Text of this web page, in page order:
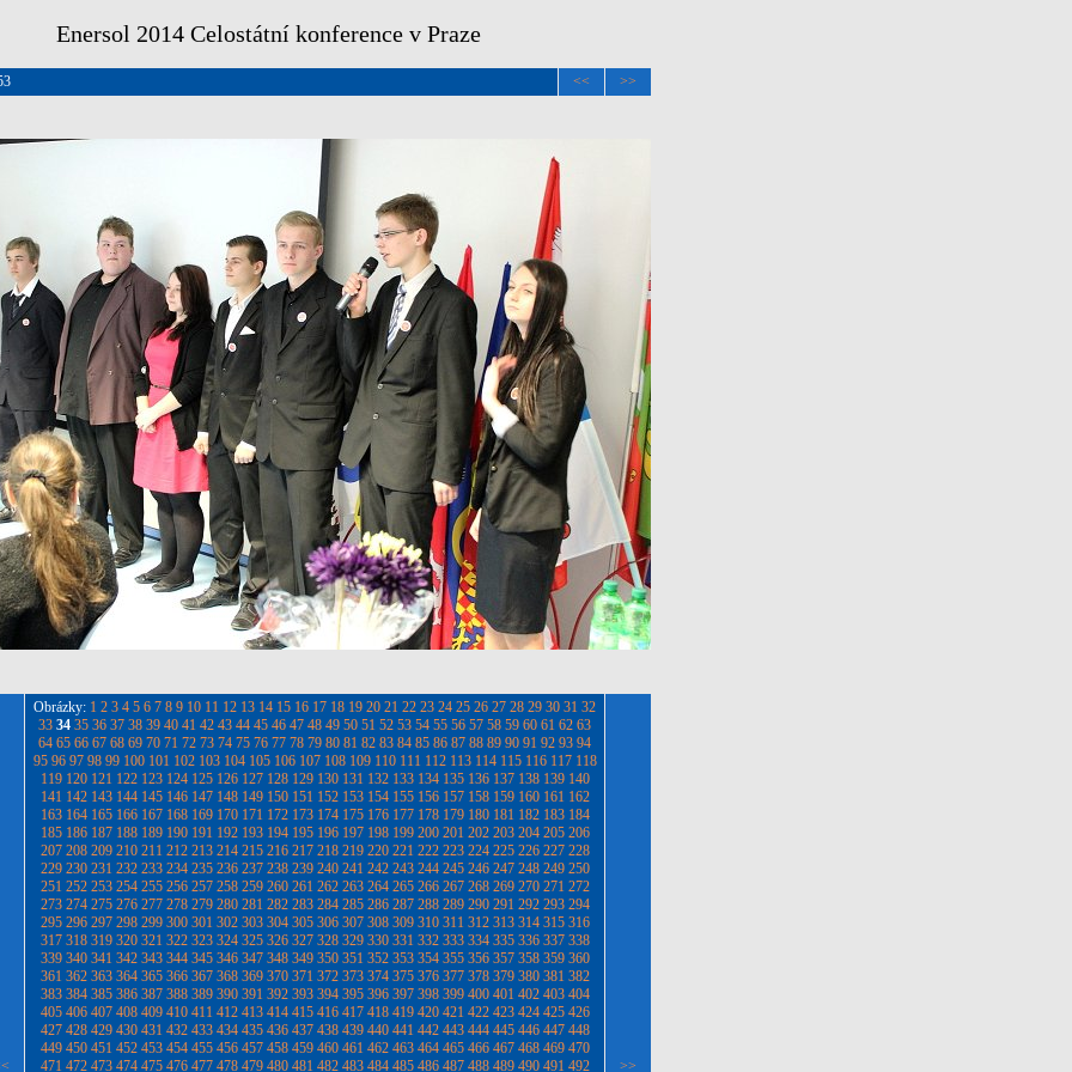
Enersol 2014 Celostátní konference v Praze
<< >>
Obrázky: 1 2 3 4 5 6 7 8 9 10 11 12 13 14 15 16 17 18 19 20 21 22 23 24 25 26 27 28 29 30 31 32
33 34 35 36 37 38 39 40 41 42 43 44 45 46 47 48 49 50 51 52 53 54 55 56 57 58 59 60 61 62 63
64 65 66 67 68 69 70 71 72 73 74 75 76 77 78 79 80 81 82 83 84 85 86 87 88 89 90 91 92 93 94
95 96 97 98 99 100 101 102 103 104 105 106 107 108 109 110 111 112 113 114 115 116 117 118
119 120 121 122 123 124 125 126 127 128 129 130 131 132 133 134 135 136 137 138 139 140
141 142 143 144 145 146 147 148 149 150 151 152 153 154 155 156 157 158 159 160 161 162
163 164 165 166 167 168 169 170 171 172 173 174 175 176 177 178 179 180 181 182 183 184
185 186 187 188 189 190 191 192 193 194 195 196 197 198 199 200 201 202 203 204 205 206
207 208 209 210 211 212 213 214 215 216 217 218 219 220 221 222 223 224 225 226 227 228
229 230 231 232 233 234 235 236 237 238 239 240 241 242 243 244 245 246 247 248 249 250
251 252 253 254 255 256 257 258 259 260 261 262 263 264 265 266 267 268 269 270 271 272
273 274 275 276 277 278 279 280 281 282 283 284 285 286 287 288 289 290 291 292 293 294
295 296 297 298 299 300 301 302 303 304 305 306 307 308 309 310 311 312 313 314 315 316
317 318 319 320 321 322 323 324 325 326 327 328 329 330 331 332 333 334 335 336 337 338
339 340 341 342 343 344 345 346 347 348 349 350 351 352 353 354 355 356 357 358 359 360
361 362 363 364 365 366 367 368 369 370 371 372 373 374 375 376 377 378 379 380 381 382
383 384 385 386 387 388 389 390 391 392 393 394 395 396 397 398 399 400 401 402 403 404
405 406 407 408 409 410 411 412 413 414 415 416 417 418 419 420 421 422 423 424 425 426
427 428 429 430 431 432 433 434 435 436 437 438 439 440 441 442 443 444 445 446 447 448
449 450 451 452 453 454 455 456 457 458 459 460 461 462 463 464 465 466 467 468 469 470
471 472 473 474 475 476 477 478 479 480 481 482 483 484 485 486 487 488 489 490 491 492 >>